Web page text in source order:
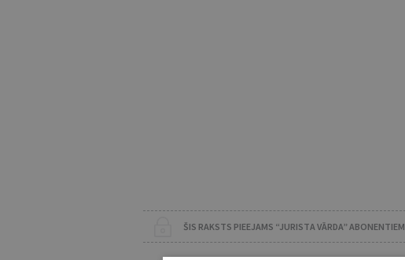
ŠIS RAKSTS PIEEJAMS “JURISTA VĀRDA” ABONENTIEM